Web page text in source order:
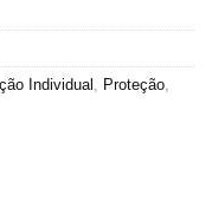
Individual Proteção